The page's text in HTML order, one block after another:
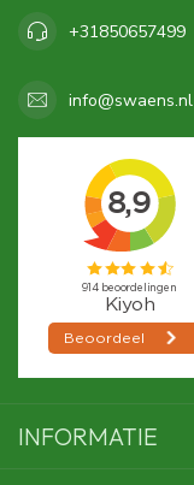
+31850657499
info@swaens.nl
INFORMATIE